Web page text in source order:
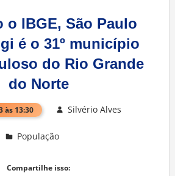
o IBGE, São Paulo
é o 31º município
do Rio Grande
do Norte
às 13:30 Silvério Alves
População
Compartilhe isso: